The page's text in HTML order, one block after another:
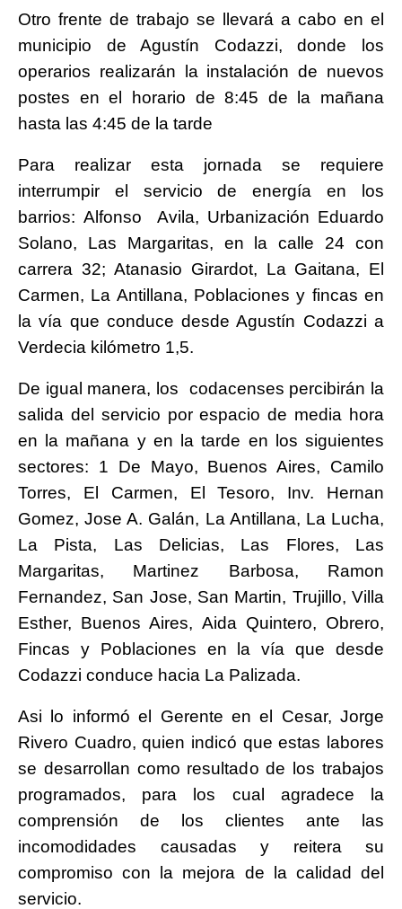
Otro frente de trabajo se llevará a cabo en el
municipio de Agustín Codazzi, donde los
operarios realizarán la instalación de nuevos
postes en el horario de 8:45 de la mañana
hasta las 4:45 de la tarde
Para realizar esta jornada se requiere
interrumpir el servicio de energía en los
barrios: Alfonso Avila, Urbanización Eduardo
Solano, Las Margaritas, en la calle 24 con
carrera 32; Atanasio Girardot, La Gaitana, El
Carmen, La Antillana, Poblaciones y fincas en
la vía que conduce desde Agustín Codazzi a
Verdecia kilómetro 1,5.
De igual manera, los codacenses percibirán la
salida del servicio por espacio de media hora
en la mañana y en la tarde en los siguientes
sectores: 1 De Mayo, Buenos Aires, Camilo
Torres, El Carmen, El Tesoro, Inv. Hernan
Gomez, Jose A. Galán, La Antillana, La Lucha,
La Pista, Las Delicias, Las Flores, Las
Margaritas, Martinez Barbosa, Ramon
Fernandez, San Jose, San Martin, Trujillo, Villa
Esther, Buenos Aires, Aida Quintero, Obrero,
Fincas y Poblaciones en la vía que desde
Codazzi conduce hacia La Palizada.
Asi lo informó el Gerente en el Cesar, Jorge
Rivero Cuadro, quien indicó que estas labores
se desarrollan como resultado de los trabajos
programados, para los cual agradece la
comprensión de los clientes ante las
incomodidades causadas y reitera su
compromiso con la mejora de la calidad del
servicio.